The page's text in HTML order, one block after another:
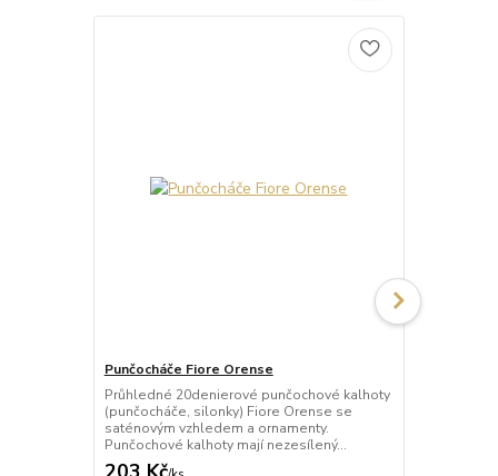
Punčocháče Fiore Orense
Průhledné 20denierové punčochové kalhoty
(punčocháče, silonky) Fiore Orense se
saténovým vzhledem a ornamenty.
Punčochové kalhoty mají nezesílený...